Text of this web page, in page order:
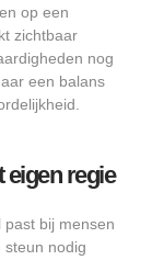
op een
zichtbaar
nog
een balans
eigen regie
past bij mensen
nodig